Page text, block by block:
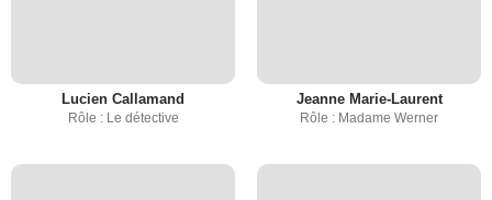
Lucien Callamand
Rôle : Le détective
Jeanne Marie-Laurent
Rôle : Madame Werner